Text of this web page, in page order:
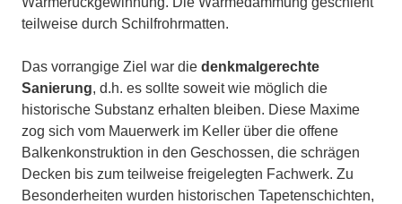
teilweise durch Schilfrohrmatten.
Das vorrangige Ziel war die denkmalgerechte
Sanierung, d.h. es sollte soweit wie möglich die
historische Substanz erhalten bleiben. Diese Maxime
zog sich vom Mauerwerk im Keller über die offene
Balkenkonstruktion in den Geschossen, die schrägen
Decken bis zum teilweise freigelegten Fachwerk. Zu
Besonderheiten wurden historischen Tapetenschichten,